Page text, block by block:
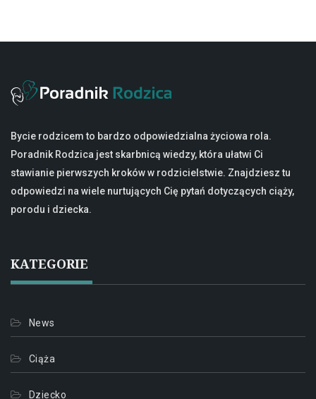
Bycie rodzicem to bardzo odpowiedzialna życiowa rola.
Poradnik Rodzica jest skarbnicą wiedzy, która ułatwi Ci
stawianie pierwszych kroków w rodzicielstwie. Znajdziesz tu
odpowiedzi na wiele nurtujących Cię pytań dotyczących ciąży,
porodu i dziecka.
KATEGORIE
News
Ciąża
Dziecko